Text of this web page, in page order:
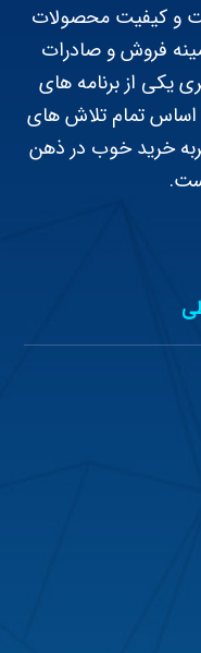
و کیفیت محصولات
فروش و صادرات
یکی از برنامه های
تمام تلاش های
خرید خوب در ذهن